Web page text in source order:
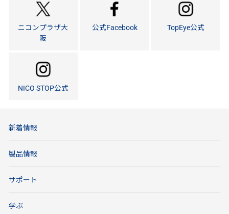
ニコンプラザ大
阪
公式Facebook TopEye公式
NICO STOP公式
新着情報
製品情報
サポート
学ぶ